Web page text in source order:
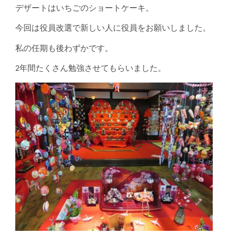
デザートはいちごのショートケーキ。
今回は役員改選で新しい人に役員をお願いしました。
私の任期も後わずかです。
2年間たくさん勉強させてもらいました。